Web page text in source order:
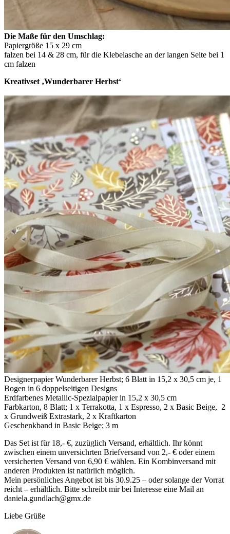
Die Maße für den Umschlag:
Papiergröße 15 x 29 cm
falzen bei 14 & 28 cm, für die Klebelasche an der langen Seite bei 1
cm falzen
Kreativset ‚Wunderbarer Herbst‘
Designerpapier Wunderbarer Herbst; 6 Blatt in 15,2 x 30,5 cm je, 1
Bogen in 6 doppelseitigen Designs
Erdfarbenes Metallic-Spezialpapier in 15,2 x 30,5 cm
Farbkarton, 8 Blatt; 1 x Terrakotta, 1 x Espresso, 2 x Basic Beige, 2
x Grundweiß Extrastark, 2 x Kraftkarton
Geschenkband in Basic Beige; 3 m
Das Set ist für 18,- €, zuzüglich Versand, erhältlich. Ihr könnt
zwischen einem unversichrten Briefversand von 2,- € oder einem
versicherten Versand von 6,90 € wählen. Ein Kombinversand mit
anderen Produkten ist natürlich möglich.
Mein persönliches Angebot ist bis 30.9.25 – oder solange der Vorrat
reicht – erhältlich. Bitte schreibt mir bei Interesse eine Mail an
daniela.gundlach@gmx.de
Liebe Grüße